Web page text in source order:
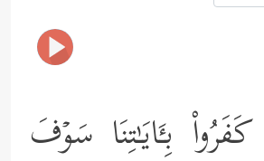
بِـَٔایَـٰتِنَا سَوۡفَ